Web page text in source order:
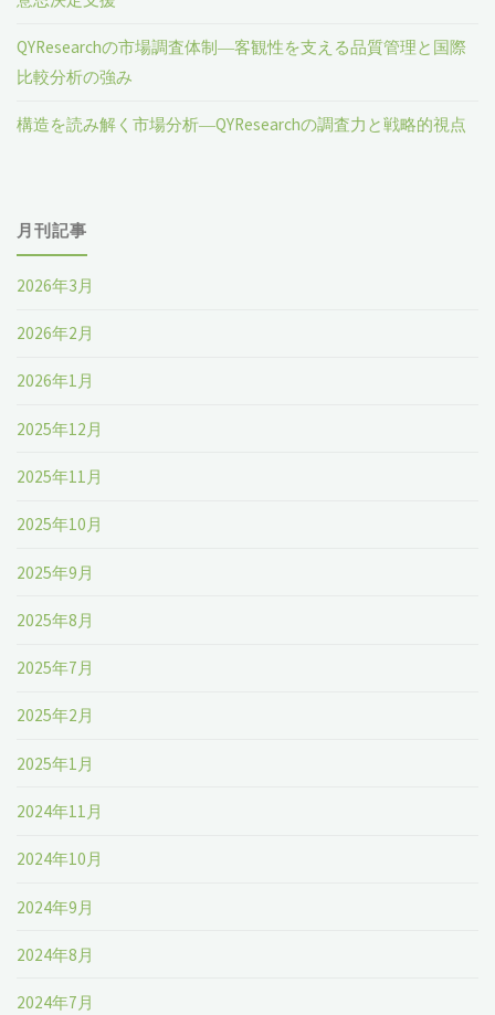
QYResearchの市場調査体制―客観性を支える品質管理と国際
比較分析の強み
構造を読み解く市場分析―QYResearchの調査力と戦略的視点
月刊記事
2026年3月
2026年2月
2026年1月
2025年12月
2025年11月
2025年10月
2025年9月
2025年8月
2025年7月
2025年2月
2025年1月
2024年11月
2024年10月
2024年9月
2024年8月
2024年7月